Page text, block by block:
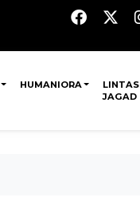
HUMANIORA
LINTAS
JAGAD